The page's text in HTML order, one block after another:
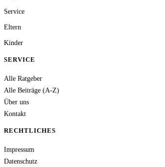
Service
Eltern
Kinder
SERVICE
Alle Ratgeber
Alle Beiträge (A-Z)
Über uns
Kontakt
RECHTLICHES
Impressum
Datenschutz